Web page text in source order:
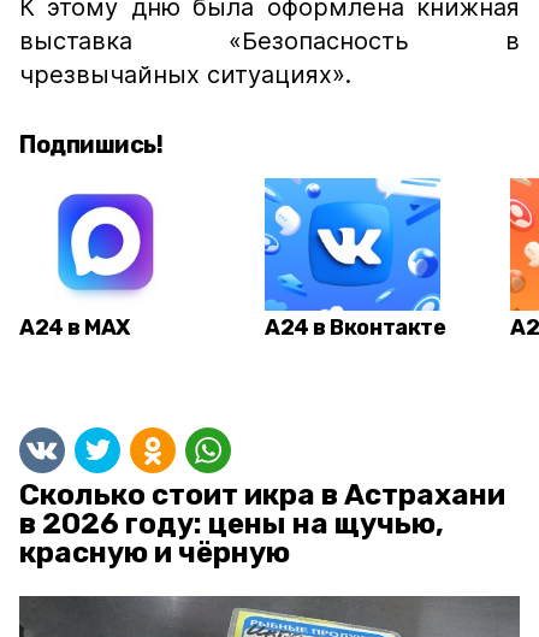
К этому дню была оформлена книжная
выставка «Безопасность в
чрезвычайных ситуациях».
Подпишись!
А24 в MAX А24 в Вконтакте
Сколько стоит икра в Астрахани
в 2026 году: цены на щучью,
красную и чёрную